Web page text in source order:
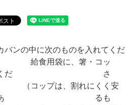
に次のものを入れてくだ
袋に、箸・コッ
を入れてくだ さ
は、割れにくく安
取っ手のあ るも